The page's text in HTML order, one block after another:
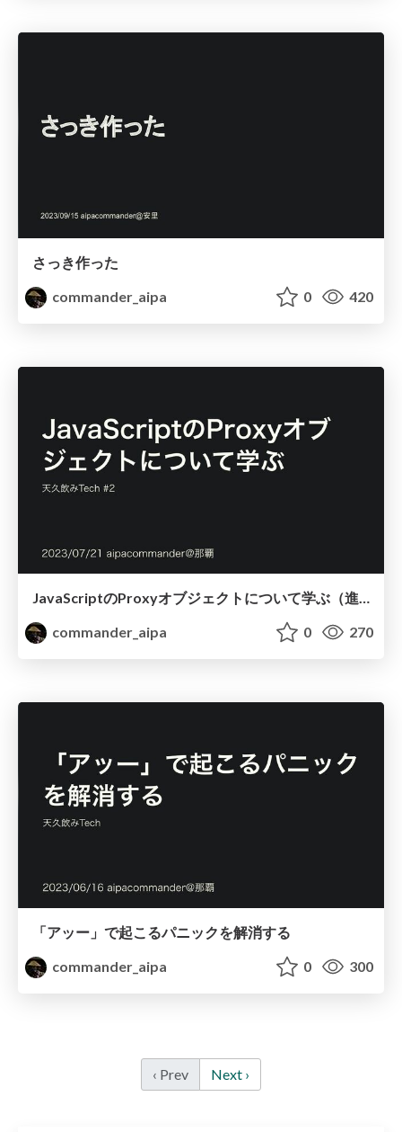
さっき作った
commander_aipa
0 420
commander_aipa
0 270
「アッー」で起こるパニックを解消する
commander_aipa
0 300
‹ Prev Next ›